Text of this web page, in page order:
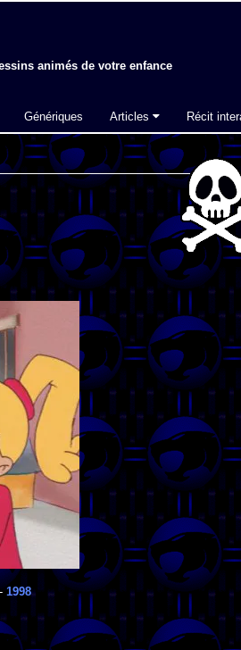
animés de votre enfance
Génériques Articles Récit
1998